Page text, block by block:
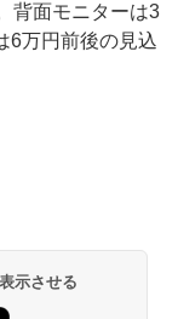
背面モニターは3
6万円前後の見込
示させる